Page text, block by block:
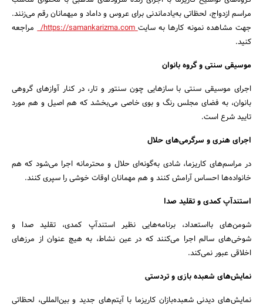
جستجو
مراسم ازدواج، لحظاتی به‌یادماندنی برای عروس و داماد و میهمانان رقم می‌زنند.
جهت مشاهده نمونه کارها به سایتhttps://samankarizma.com/
مراجعه
کنید.
موسیقی سنتی و گروه بانوان
اجرای موسیقی سنتی با سازهایی چون سنتور و تار، در کنار آوازهای گروهی
بانوان، به فضای مجلس رنگ و بوی خاصی می‌بخشد که هم اصیل و هم مورد
تایید شرع است.
اجرای هنری و سرگرمی‌های حلال
در مراسم‌های کاریزما، شادی به‌گونه‌ای حلال و محترمانه اجرا می‌شود که هم
خانواده‌ها احساس آرامش کنند و هم مهمانان اوقات خوشی را سپری کنند.
استندآپ کمدی و تقلید صدا
شومن‌های بااستعداد، برنامه‌هایی نظیر استندآپ کمدی، تقلید صدا و
شوخی‌های سالم اجرا می‌کنند که در عین نشاط، به هیچ عنوان از مرزهای
اخلاقی عبور نمی‌کند.
نمایش‌های شعبده بازی و تردستی
نمایش‌های دیدنی شعبده‌بازان کاریزما با آیتم‌های جدید و بین‌المللی، لحظاتی